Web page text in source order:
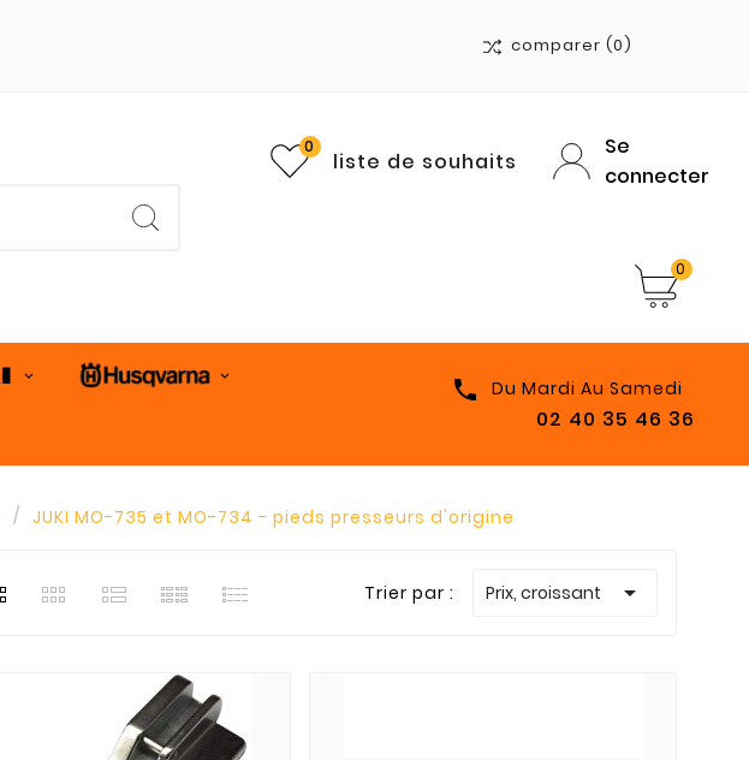
comparer (0)
liste de souhaits
0
Se
connecter
0
 Du Mardi Au Samedi
02 40 35 46 36
JUKI MO-735 et MO-734 - pieds presseurs d'origine
Trier par : Prix, croissant 